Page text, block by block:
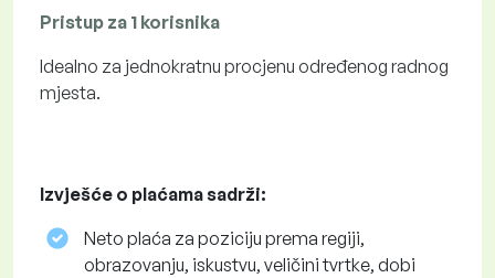
Pristup za 1 korisnika
Idealno za jednokratnu procjenu određenog radnog
mjesta.
Izvješće o plaćama sadrži:
Neto plaća za poziciju prema regiji,
obrazovanju, iskustvu, veličini tvrtke, dobi